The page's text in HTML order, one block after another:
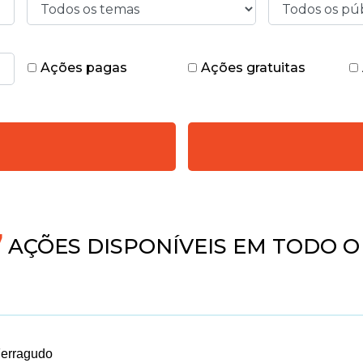
Ações pagas Ações gratuitas
AÇÕES DISPONÍVEIS EM TODO O